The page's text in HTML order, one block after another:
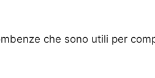
che sono utili per